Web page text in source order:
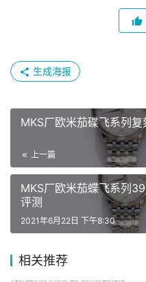
生成海报
MKS厂欧米茄碟飞系列
上一篇
MKS厂欧米茄蝶飞系列
评测
2021年6月22日 下午8:30
相关推荐